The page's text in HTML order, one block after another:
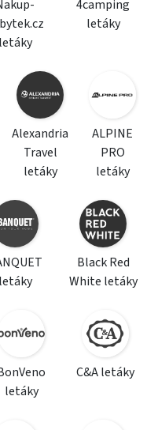
letáky
4camping
letáky
Alexandria
Travel
letáky
ALPINE
PRO
letáky
letáky
Black Red
White letáky
letáky
C&A letáky